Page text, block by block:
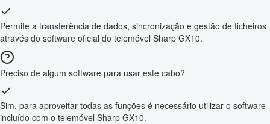
Permite a transferência de dados, sincronização e gestão de ficheiros
através do software oficial do telemóvel Sharp GX10.
Preciso de algum software para usar este cabo?
Sim, para aproveitar todas as funções é necessário utilizar o software
incluído com o telemóvel Sharp GX10.